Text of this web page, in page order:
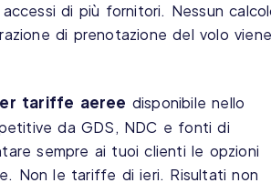
di più fornitori. Nessun
di prenotazione del volo
tariffe aeree disponibile nello
da GDS, NDC e fonti di
sempre ai tuoi clienti le opzioni
Non le tariffe di ieri. Risultati non